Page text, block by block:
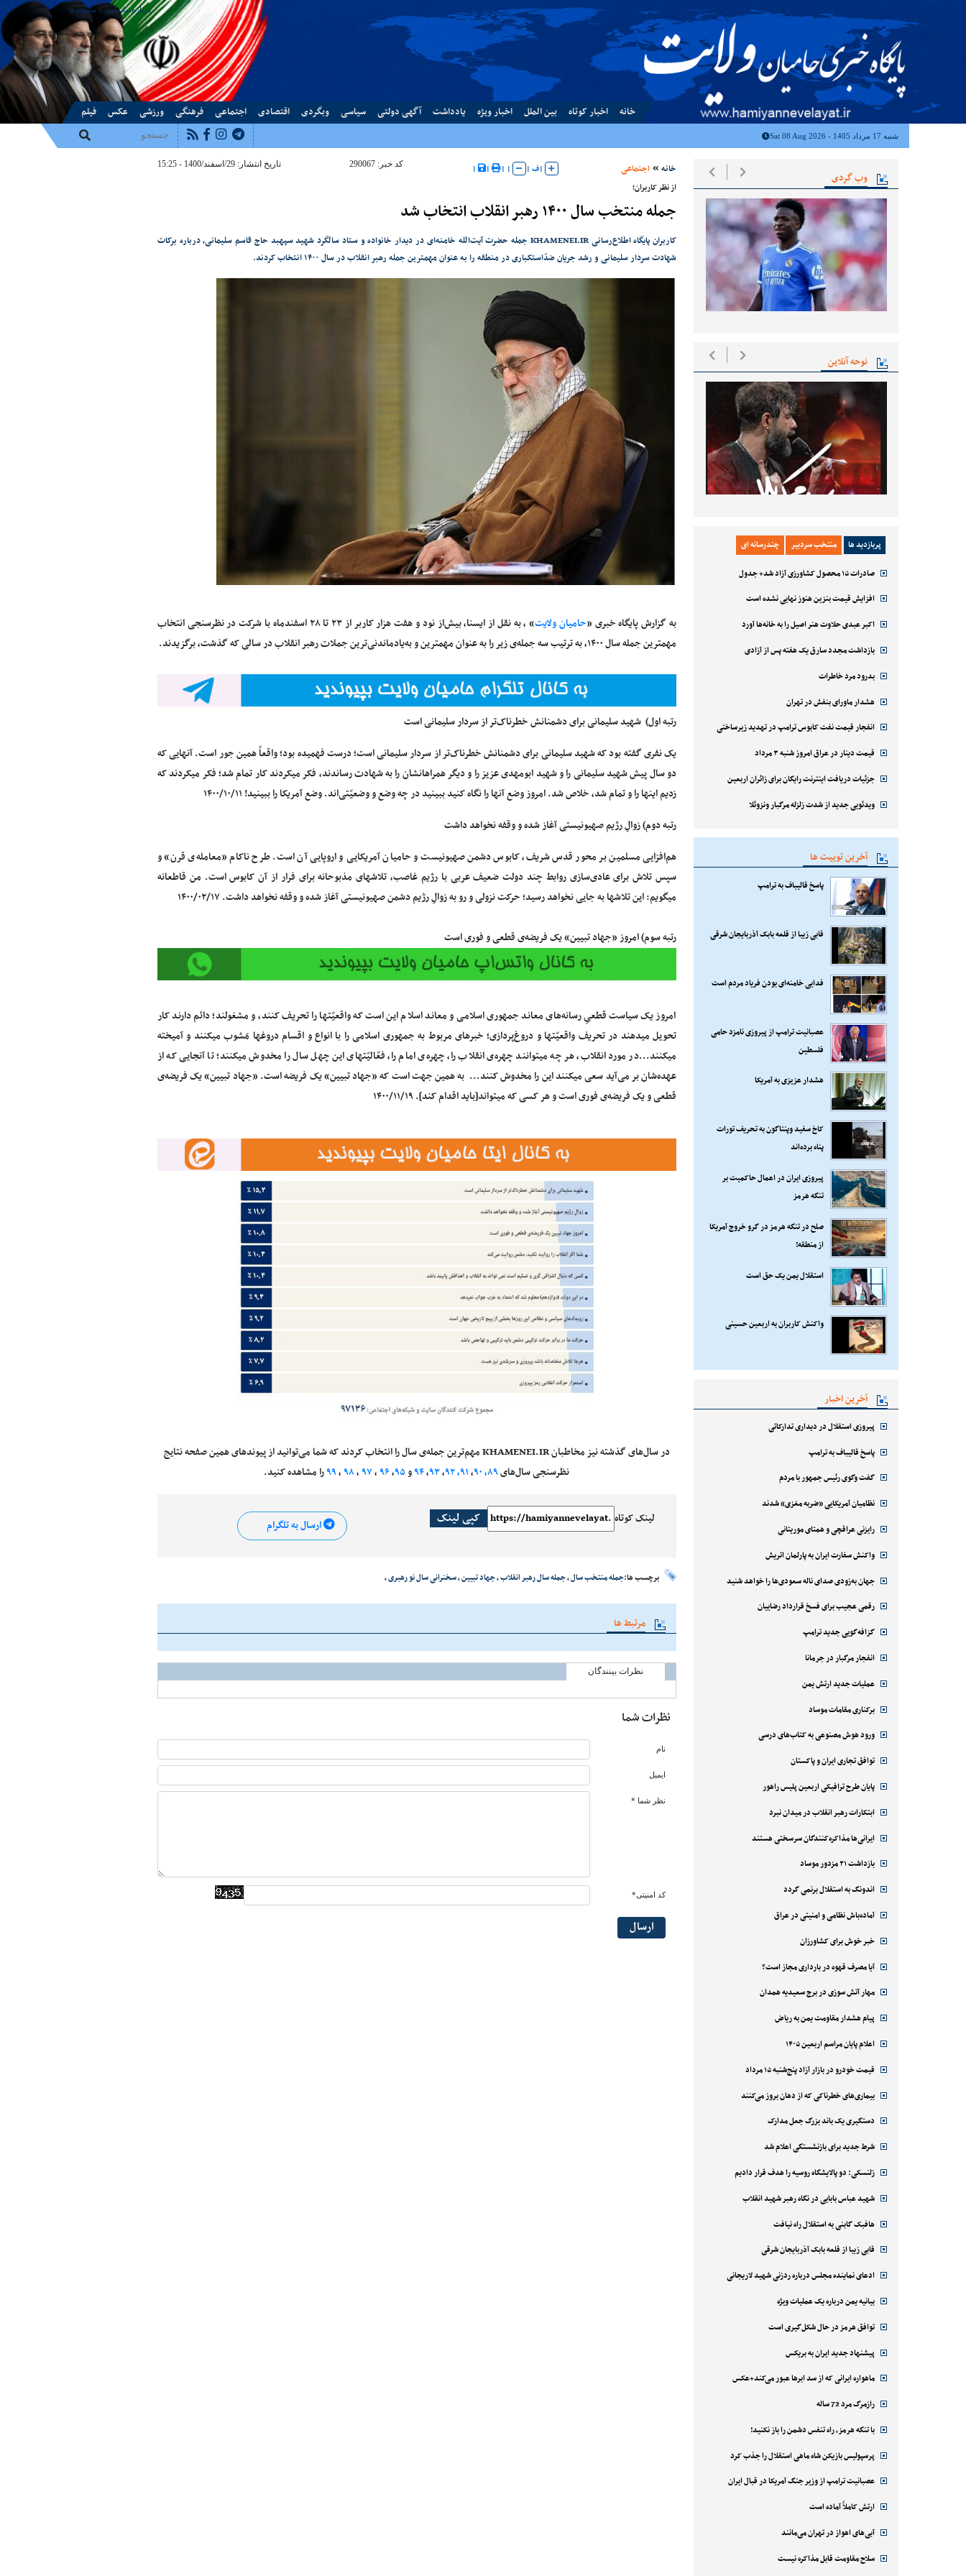
درباره ماتماس با ماپیوندها
خانه اخبار کوتاه بین الملل اخبار ویژه یادداشت آگهی دولتی سیاسی وبگردی اقتصادی اجتماعی فرهنگی ورزشی عکس فیلم
شنبه 17 مرداد 1405 - Sat 08 Aug 2026
وب گردی
نوحه آنلاین
پربازدید ها منتخب سردبیر چندرسانه ای
صادرات ۱۵ محصول کشاورزی آزاد شد+ جدول
افزایش قیمت بنزین هنوز نهایی نشده است
اکبر عبدی حلاوت هنر اصیل را به خانه‌ها آورد
بازداشت مجدد سارق یک هفته پس از آزادی
بدرود مرد خاطرات
هشدار ماورای بنفش در تهران
انفجار قیمت نفت کابوس ترامپ در تهدید زیرساختی
قیمت دینار در عراق امروز شنبه ۳ مرداد
جزئیات دریافت اینترنت رایگان برای زائران اربعین
ویدئویی جدید از شدت زلزله مرگبار ونزوئلا
آخرین توییت ها
پاسخ قالیباف به ترامپ
قابی زیبا از قلعه بابک آذربایجان شرقی
فدایی خامنه‌ای بودن فریاد مردم است
عصبانیت ترامپ از پیروزی نامزد حامی
فلسطین
هشدار عزیزی به آمریکا
کاخ سفید وپنتاگون به تحریف تورات
پناه برده‌اند
پیروزی ایران در اعمال حاکمیت بر
تنگه هرمز
صلح در تنگه هرمز در گرو خروج آمریکا
از منطقه!
استقلال یمن یک حق است
واکنش کاربران به اربعین حسینی
آخرین اخبار
پیروزی استقلال در دیداری تدارکاتی
پاسخ قالیباف به ترامپ
گفت وگوی رئیس جمهور با مردم
نظامیان آمریکایی «ضربه مغزی» شدند
رایزنی عراقچی و همتای موریتانی
واکنش سفارت ایران به پارلمان اتریش
جهان به‌زودی صدای ناله سعودی‌ها را خواهد شنید
رقمی عجیب برای فسخ قرارداد رضاییان
گزافه‌گویی جدید ترامپ
انفجار مرگبار در جرمانا
عملیات جدید ارتش یمن
برکناری مقامات موساد
ورود هوش مصنوعی به کتاب‌های درسی
توافق تجاری ایران و پاکستان
پایان طرح ترافیکی اربعین پلیس راهور
ابتکارات رهبر انقلاب در میدان نبرد
ایرانی‌ها مذاکره‌کنندگان سرسختی هستند
بازداشت ۲۱ مزدور موساد
اندونگ به استقلال برنمی گردد
آماده‌باش نظامی و امنیتی در عراق
خبر خوش برای کشاورزان
آیا مصرف قهوه در بارداری مجاز است؟
مهار آتش سوزی در برج سعیدیه همدان
پیام هشدار مقاومت یمن به ریاض
اعلام پایان مراسم اربعین ۱۴۰۵
قیمت خودرو در بازار آزاد پنج‌شنبه ۱۵ مرداد
بیماری‌های خطرناکی که از دهان بروز می‌کنند
دستگیری یک باند بزرگ جعل مدارک
شرط جدید برای بازنشستگی اعلام شد
زلنسکی: دو پالایشگاه روسیه را هدف قرار دادیم
شهید عباس بابایی در نگاه رهبر شهید انقلاب
هافبک گابنی به استقلال راه نیافت
قابی زیبا از قلعه بابک آذربایجان شرقی
ادعای نماینده مجلس درباره ردزنی شهید لاریجانی
بیانیه یمن درباره یک عملیات ویژه
توافق هرمز در حال شکل‌گیری است
پیشنهاد جدید ایران به بریکس
ماهواره ایرانی که از سد ابرها عبور می‌کند+عکس
رازمرگ مرد 72 ساله
با تنگه هرمز، راه تنفس دشمن را باز نکنید!
پرسپولیس بازیکن شاه ماهی استقلال را جذب کرد
عصبانیت ترامپ از وزیر جنگ آمریکا در قبال ایران
ارتش کاملاً آماده است
آبی‌های اهواز در تهران می‌مانند
سلاح مقاومت قابل مذاکره نیست
خانه اجتماعی |ف |
|
|
|
| کد خبر: 290067 تاریخ انتشار: 29/اسفند/1400 - 15:25
از نظر کاربران؛
جمله منتخب سال ۱۴۰۰ رهبر انقلاب انتخاب شد
کاربران پایگاه اطلاع‌رسانی KHAMENEI.IR جمله‌ حضرت آیت‌الله خامنه‌ای در دیدار خانواده و ستاد سالگرد شهید سپهبد حاج قاسم سلیمانی، درباره برکات
شهادت سردار سلیمانی و رشد جریان ضدّاستکباری در منطقه را به عنوان مهمترین جمله‌ رهبر انقلاب در سال ۱۴۰۰ انتخاب کردند.
به گزارش پایگاه خبری «حامیان ولایت
» ، به نقل از ایسنا، بیش‌از نود و هفت هزار کاربر از ۲۳ تا ۲۸ اسفندماه با شرکت در نظرسنجی انتخاب
مهمترین جمله سال ۱۴۰۰، به ترتیب سه جمله‌ی زیر را به عنوان مهمترین و به‌یادماندنی‌ترین جملات رهبر انقلاب در سالی که گذشت، برگزیدند.
رتبه اول) شهید سلیمانی برای دشمنانش خطرناک‌تر از سردار سلیمانی است
یک نفری گفته بود که شهید سلیمانی برای دشمنانش خطرناک‌تر از سردار سلیمانی است؛ درست فهمیده بود؛ واقعاً‌ همین ‌جور است. آنهایی که
دو سال پیش شهید سلیمانی را و شهید ابومهدی عزیز را و دیگر همراهانشان را به شهادت رساندند، فکر میکردند کار تمام شد؛ فکر میکردند که
زدیم اینها را و تمام شد، خلاص شد. امروز وضع آنها را نگاه کنید ببینید در چه وضع و وضعیّتی‌اند. وضع آمریکا را ببینید! ۱۴۰۰/۱۰/۱۱
رتبه دوم) زوالِ رژیم صهیونیستی آغاز شده و وقفه نخواهد داشت
هم‌افزایی مسلمین بر محور قدس شریف، کابوس دشمن صهیونیست و حامیان آمریکایی و اروپایی آن است. طرح ناکام «معامله‌ی قرن» و
سپس تلاش برای عادی‌سازی روابط چند دولت ضعیف عربی با رژیم غاصب، تلاشهای مذبوحانه برای فرار از آن کابوس است. من قاطعانه
میگویم: این تلاشها به جایی نخواهد رسید؛ حرکت نزولی و رو به زوالِ رژیم دشمن صهیونیستی آغاز شده و وقفه نخواهد داشت. ۱۴۰۰/۰۲/۱۷
رتبه سوم) امروز «جهاد تبیین» یک فریضه‌ی قطعی و فوری است
امروز یک سیاست قطعیِ رسانه‌های معاند جمهوری اسلامی و معاند اسلام این است که واقعیّتها را تحریف کنند، و مشغولند؛ دائم دارند کار
تحویل میدهند در تحریف واقعیّتها و دروغ‌پردازی؛ خبرهای مربوط به جمهوری اسلامی را با انواع و اقسام دروغها مَشوب میکنند و آمیخته
میکنند...در مورد انقلاب، هر چه میتوانند چهره‌ی انقلاب را، چهره‌ی امام را، فعّالیّتهای این چهل سال را مخدوش میکنند؛ تا آنجایی که از
عهده‌شان بر می‌آید سعی میکنند این را مخدوش کنند... به همین جهت است که «جهاد تبیین» یک فریضه است. «جهاد تبیین» یک فریضه‌ی
قطعی و یک فریضه‌ی فوری است و هر کسی که میتواند[باید اقدام کند]. ۱۴۰۰/۱۱/۱۹
در سال‌های گذشته نیز مخاطبان KHAMENEI.IR مهم‌ترین جمله‌ی سال را انتخاب کردند که شما می‌توانید از پیوندهای همین صفحه نتایج
نظرسنجی سال‌های۸۹، ۹۰،۹۱، ۹۲،۹۳،۹۴و۹۵،۹۶،۹۷،۹۸،۹۹را مشاهده کنید.
لینک کوتاه کپی لینک ارسال به تلگرام
برچسب ها:جمله منتخب سال،جمله سال رهبر انقلاب،جهاد تبیین،سخنرانی سال نو رهبری،
مرتبط ها
نظرات بینندگان
نظرات شما
نام
ایمیل
نظر شما *
کد امنیتی*
ارسال